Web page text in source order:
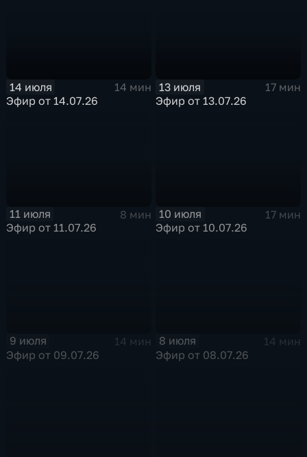
14 июля
14 мин
Эфир от 14.07.26
13 июля
17 мин
Эфир от 13.07.26
11 июля
8 мин
Эфир от 11.07.26
10 июля
17 мин
Эфир от 10.07.26
9 июля
14 мин
Эфир от 09.07.26
8 июля
14 мин
Эфир от 08.07.26